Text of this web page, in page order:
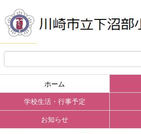
ホーム
学校生活・行事予定
お知らせ